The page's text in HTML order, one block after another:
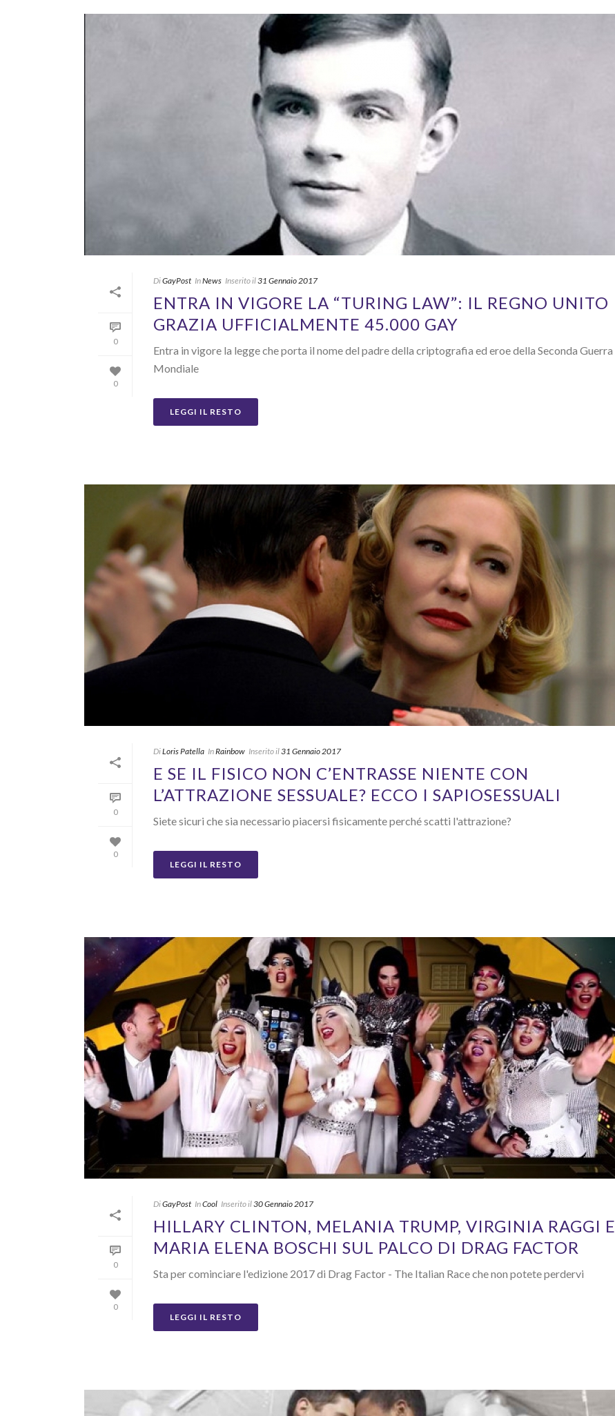
0
0
DiGayPost InNews Inserito il31 Gennaio 2017
ENTRA IN VIGORE LA “TURING LAW”: IL REGNO UNITO
GRAZIA UFFICIALMENTE 45.000 GAY
Entra in vigore la legge che porta il nome del padre della criptografia ed eroe della Seconda Guerra
Mondiale
LEGGI IL RESTO
0
0
DiLoris Patella InRainbow Inserito il31 Gennaio 2017
E SE IL FISICO NON C’ENTRASSE NIENTE CON
L’ATTRAZIONE SESSUALE? ECCO I SAPIOSESSUALI
Siete sicuri che sia necessario piacersi fisicamente perché scatti l'attrazione?
LEGGI IL RESTO
0
0
DiGayPost InCool Inserito il30 Gennaio 2017
HILLARY CLINTON, MELANIA TRUMP, VIRGINIA RAGGI E
MARIA ELENA BOSCHI SUL PALCO DI DRAG FACTOR
Sta per cominciare l'edizione 2017 di Drag Factor - The Italian Race che non potete perdervi
LEGGI IL RESTO